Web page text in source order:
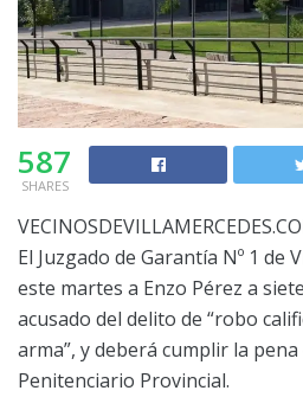
587
SHARES
El Juzgado de Garantía Nº 1 de
este martes a Enzo Pérez a
acusado del delito de “robo
arma”, y deberá cumplir la
Penitenciario Provincial.